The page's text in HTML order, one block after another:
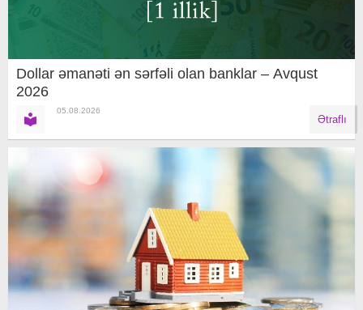
Dollar əmanəti ən sərfəli olan banklar – Avqust
2026
05.08.2026
Ətraflı